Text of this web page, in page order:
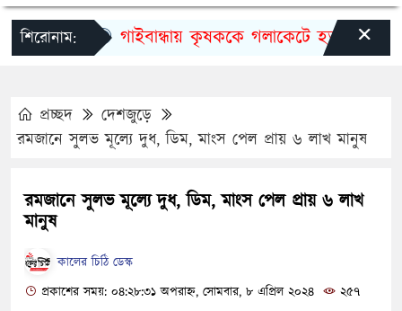
শিরোনাম: গাইবান্ধায় কৃষককে গলাকেটে হত্যা ×
প্রচ্ছদ
দেশজুড়ে
রমজানে সুলভ মূল্যে দুধ, ডিম, মাংস পেল প্রায় ৬ লাখ মানুষ
রমজানে সুলভ মূল্যে দুধ, ডিম, মাংস পেল প্রায় ৬ লাখ
মানুষ
কালের চিঠি ডেস্ক
প্রকাশের সময়: ০৪:২৮:৩১ অপরাহ্ন, সোমবার, ৮ এপ্রিল ২০২৪
২৫৭